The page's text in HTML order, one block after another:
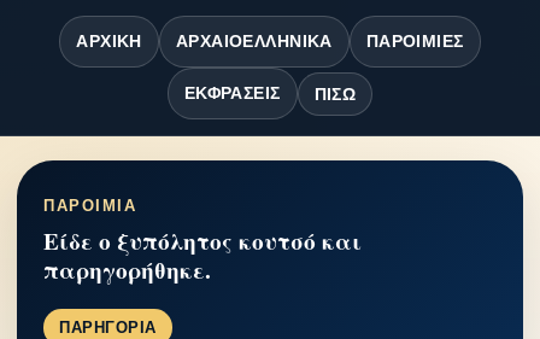
ΑΡΧΙΚΉ ΑΡΧΑΙΟΕΛΛΗΝΙΚΆ ΠΑΡΟΙΜΊΕΣ
ΕΚΦΡΆΣΕΙΣ ΠΊΣΩ
ΠΑΡΟΙΜΙΑ
Είδε ο ξυπόλητος κουτσό και
παρηγορήθηκε.
ΠΑΡΗΓΟΡΙΑ